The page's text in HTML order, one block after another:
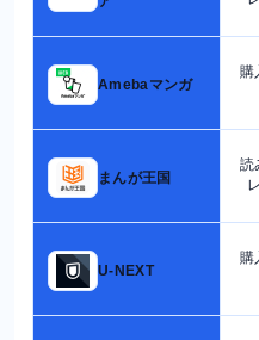
Amebaマンガ
購
まんが王国
読
U-NEXT
購